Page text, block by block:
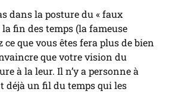
dans la posture du « faux
fin des temps (la fameuse
que vous êtes fera plus de bien
que votre vision du
à la leur. Il n’y a personne à
déjà un fil du temps qui les